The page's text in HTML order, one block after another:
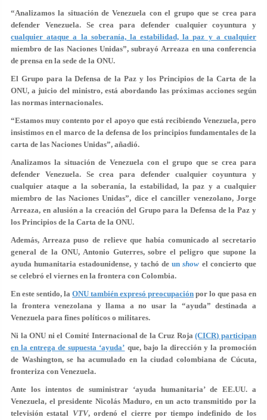
“Analizamos la situación de Venezuela con el grupo que se crea para
defender Venezuela. Se crea para defender cualquier coyuntura y
cualquier ataque a la soberanía, la estabilidad, la paz y a cualquier
miembro de las Naciones Unidas”, subrayó Arreaza en una conferencia
de prensa en la sede de la ONU.
El Grupo para la Defensa de la Paz y los Principios de la Carta de la
ONU, a juicio del ministro, está abordando las próximas acciones según
las normas internacionales.
“Estamos muy contento por el apoyo que está recibiendo Venezuela, pero
insistimos en el marco de la defensa de los principios fundamentales de la
carta de las Naciones Unidas”, añadió.
Analizamos la situación de Venezuela con el grupo que se crea para
defender Venezuela. Se crea para defender cualquier coyuntura y
cualquier ataque a la soberanía, la estabilidad, la paz y a cualquier
miembro de las Naciones Unidas”, dice el canciller venezolano, Jorge
Arreaza, en alusión a la creación del Grupo para la Defensa de la Paz y
los Principios de la Carta de la ONU.
Además, Arreaza puso de relieve que había comunicado al secretario
general de la ONU, Antonio Guterres, sobre el peligro que supone la
ayuda humanitaria estadounidense, y tachó deunshow el concierto que
se celebró el viernes en la frontera con Colombia.
En este sentido, la ONU también expresó preocupación por lo que pasa en
la frontera venezolana y llama a no usar la “ayuda” destinada a
Venezuela para fines políticos o militares.
Ni la ONU ni el Comité Internacional de la Cruz Roja(CICR) participan
en la entrega de supuesta ‘ayuda’ que, bajo la dirección y la promoción
de Washington, se ha acumulado en la ciudad colombiana de Cúcuta,
fronteriza con Venezuela.
Ante los intentos de suministrar ‘ayuda humanitaria’ de EE.UU. a
Venezuela, el presidente Nicolás Maduro, en un acto transmitido por la
televisión estatal VTV, ordenó el cierre por tiempo indefinido de los